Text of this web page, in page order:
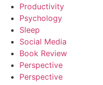
Productivity
Psychology
Sleep
Social Media
Book Review
Perspective
Perspective